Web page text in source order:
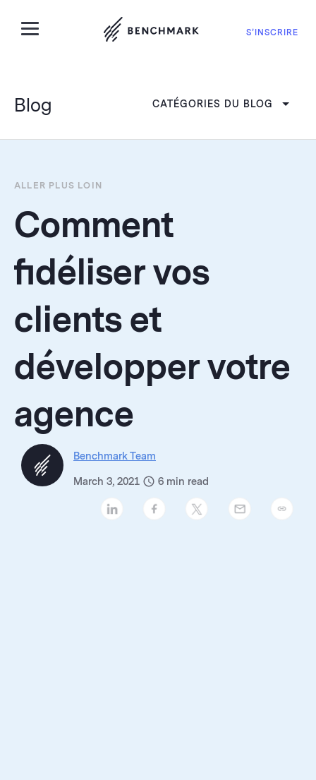
S’INSCRIRE
Blog CATÉGORIES DU BLOG
ALLER PLUS LOIN
Comment
fidéliser vos
clients et
développer votre
agence
Benchmark Team
March 3, 2021 6 min read